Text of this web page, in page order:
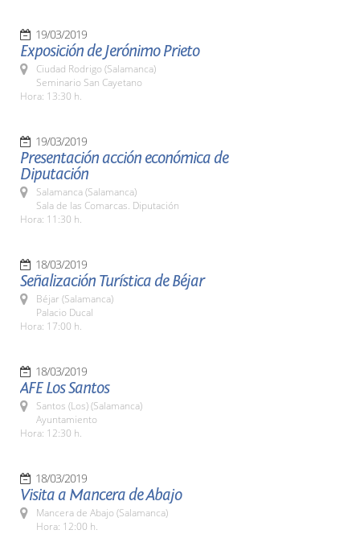
19/03/2019
Exposición de Jerónimo Prieto
Ciudad Rodrigo (Salamanca)
Seminario San Cayetano
Hora: 13:30 h.
19/03/2019
Presentación acción económica de
Diputación
Salamanca (Salamanca)
Sala de las Comarcas. Diputación
Hora: 11:30 h.
18/03/2019
Señalización Turística de Béjar
Béjar (Salamanca)
Palacio Ducal
Hora: 17:00 h.
18/03/2019
AFE Los Santos
Santos (Los) (Salamanca)
Ayuntamiento
Hora: 12:30 h.
18/03/2019
Visita a Mancera de Abajo
Mancera de Abajo (Salamanca)
Hora: 12:00 h.